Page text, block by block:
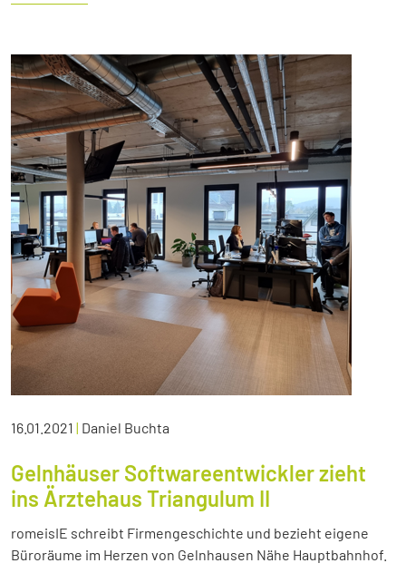
16.01.2021 | Daniel Buchta
Gelnhäuser Softwareentwickler zieht
ins Ärztehaus Triangulum II
romeisIE schreibt Firmengeschichte und bezieht eigene
Büroräume im Herzen von Gelnhausen Nähe Hauptbahnhof.